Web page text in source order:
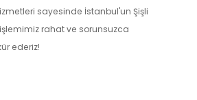
sayesinde İstanbul'un Şişli
rahat ve sorunsuzca
ederiz!